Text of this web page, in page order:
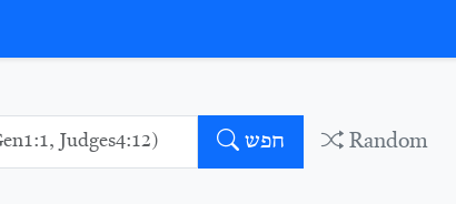
חפש Random